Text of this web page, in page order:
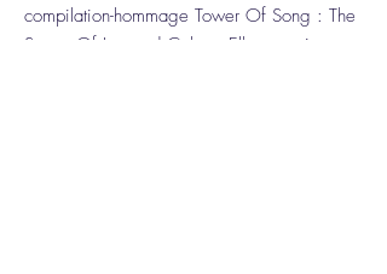
compilation-hommage Tower Of Song : The
Songs Of Leonard Cohen. Elle enregistre